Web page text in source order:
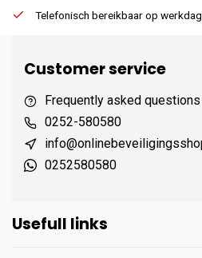
Telefonisch bereikbaar op
Customer service
Frequently asked questions
0252-580580
0252580580
Usefull links